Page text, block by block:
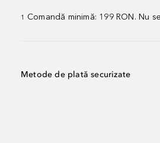
1 Comandă minimă: 199 RON. Nu
Metode de plată securizate